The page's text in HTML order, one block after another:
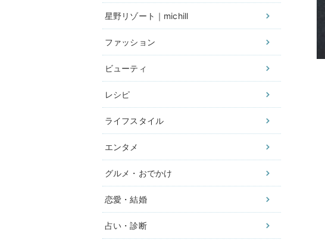
星野リゾート｜michill
ファッション
ビューティ
レシピ
ライフスタイル
エンタメ
グルメ・おでかけ
恋愛・結婚
占い・診断